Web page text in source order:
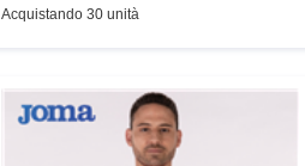
Acquistando 30 unità